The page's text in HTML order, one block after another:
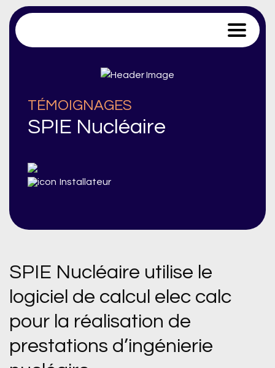
Trace Software
TÉMOIGNAGES
SPIE Nucléaire
Installateur
SPIE Nucléaire utilise le
logiciel de calcul elec calc
pour la réalisation de
prestations d’ingénierie